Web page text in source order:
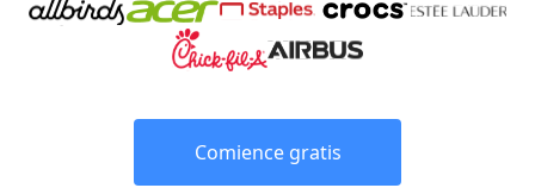
Comience gratis